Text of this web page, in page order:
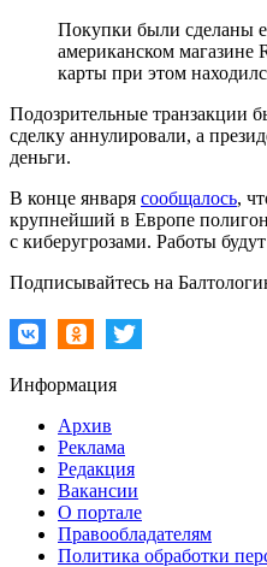
Покупки были сделаны
американском магазине
карты при этом
Подозрительные транзакции
сделку аннулировали, а
деньги.
В конце января сообщалось,
крупнейший в Европе
с киберугрозами. Работы
Подписывайтесь на
Информация
Архив
Реклама
Редакция
Вакансии
О портале
Правообладателям
Политика обработки